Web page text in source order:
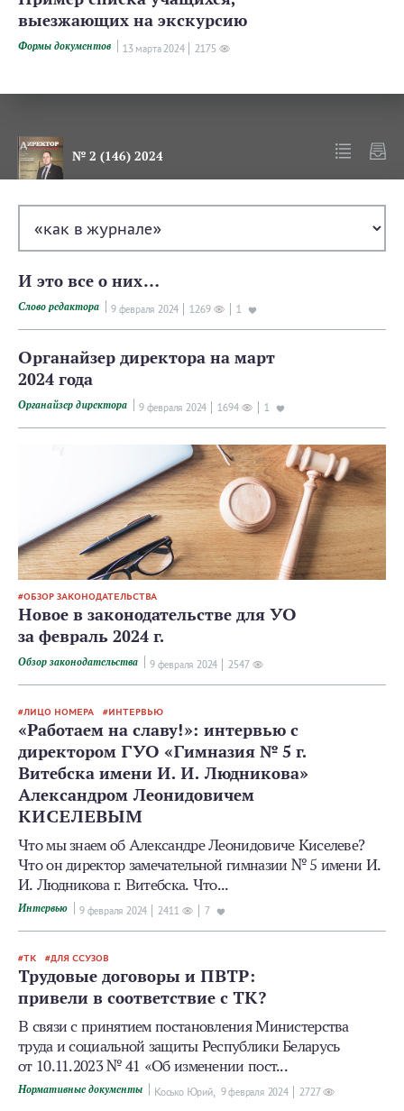
выезжающих на экскурсию
Формы документов 13 мартa 2024 2175
№ 2 (146) 2024
И это все о них…
Слово редактора 9 февраля 2024 1269 1
Органайзер директора на март
2024 года
Органайзер директора 9 февраля 2024 1694 1
ОБЗОР ЗАКОНОДАТЕЛЬСТВА
Новое в законодательстве для УО
за февраль 2024 г.
Обзор законодательства 9 февраля 2024 2547
ЛИЦО НОМЕРА ИНТЕРВЬЮ
«Работаем на славу!»: интервью с
директором ГУО «Гимназия № 5 г.
Витебска имени И. И. Людникова»
Александром Леонидовичем
КИСЕЛЕВЫМ
Что мы знаем об Александре Леонидовиче Киселеве?
Что он директор замечательной гимназии № 5 имени И.
И. Людникова г. Витебска. Что...
Интервью 9 февраля 2024 2411 7
ТК ДЛЯ ССУЗОВ
Трудовые договоры и ПВТР:
привели в соответствие с ТК?
В связи с принятием постановления Министерства
труда и социальной защиты Республики Беларусь
от 10.11.2023 № 41 «Об изменении пост...
Нормативные документы Косько Юрий, 9 февраля 2024 2727